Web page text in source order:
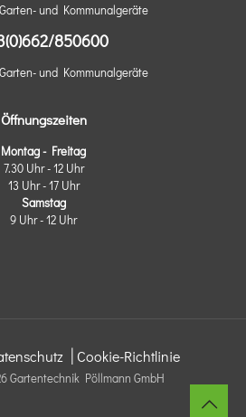
und Kommunalgeräte
850600
und Kommunalgeräte
Öffnungszeiten
Montag - Freitag
7.30 Uhr - 12 Uhr
13 Uhr - 17 Uhr
Samstag
9 Uhr - 12 Uhr
| Cookie-Richtlinie
Gartentechnik Pöllmann GmbH